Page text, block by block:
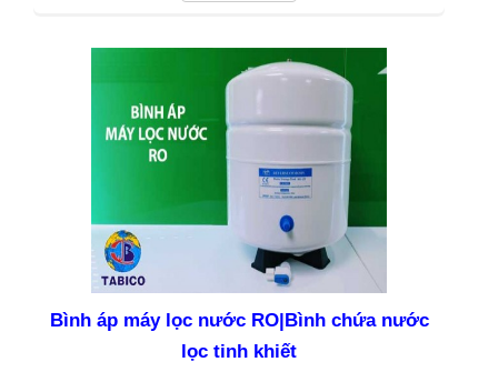
Bình áp máy lọc nước RO|Bình chứa nước
lọc tinh khiết